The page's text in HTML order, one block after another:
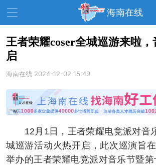
海南在线
资讯中心
教育 健康 房产
生活 演出 活动
展会 走读海南 周末去哪儿
王者荣耀coser全城巡游来啦
启
海南在线 2024-12-02 15:49
12月1日，王者荣耀电竞派对音
城巡游活动火热开启，此次巡演旨
举办的王者荣耀电竞派对音乐节暨